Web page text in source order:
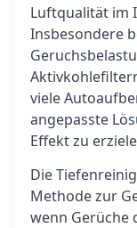
Luftqualität im
Insbesondere
viele
angepasste
Effekt zu
Die
Methode zur
wenn Gerüche